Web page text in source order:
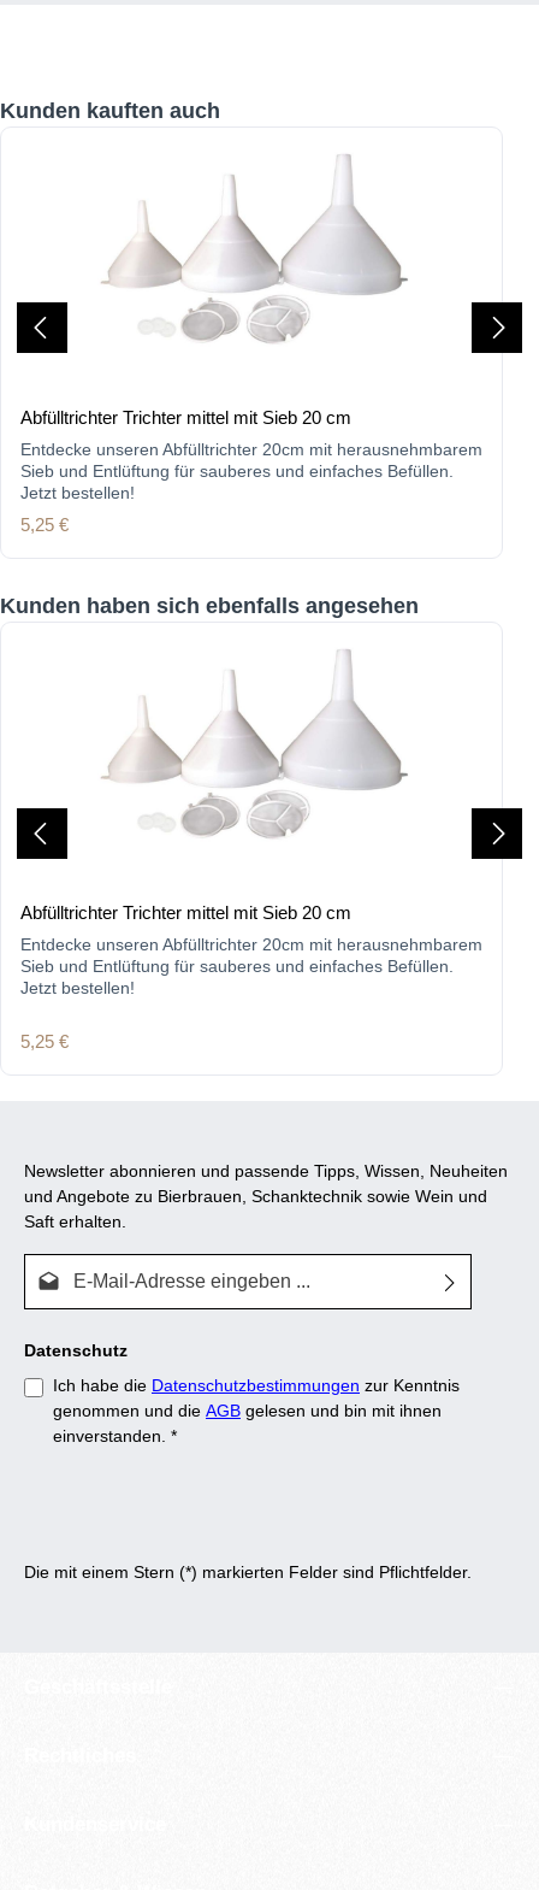
Produktgalerie überspringen
Kunden kauften auch
Abfülltrichter Trichter mittel mit Sieb 20 cm
Entdecke unseren Abfülltrichter 20cm mit herausnehmbarem
Sieb und Entlüftung für sauberes und einfaches Befüllen.
Jetzt bestellen!
Regulärer Preis:
5,25 €
Produktgalerie überspringen
Kunden haben sich ebenfalls angesehen
Abfülltrichter Trichter mittel mit Sieb 20 cm
Entdecke unseren Abfülltrichter 20cm mit herausnehmbarem
Sieb und Entlüftung für sauberes und einfaches Befüllen.
Jetzt bestellen!
Regulärer Preis:
5,25 €
Newsletter abonnieren und passende Tipps, Wissen, Neuheiten
und Angebote zu Bierbrauen, Schanktechnik sowie Wein und
Saft erhalten.
Datenschutz
Ich habe die Datenschutzbestimmungen zur Kenntnis
genommen und die AGB gelesen und bin mit ihnen
einverstanden. *
Die mit einem Stern (*) markierten Felder sind Pflichtfelder.